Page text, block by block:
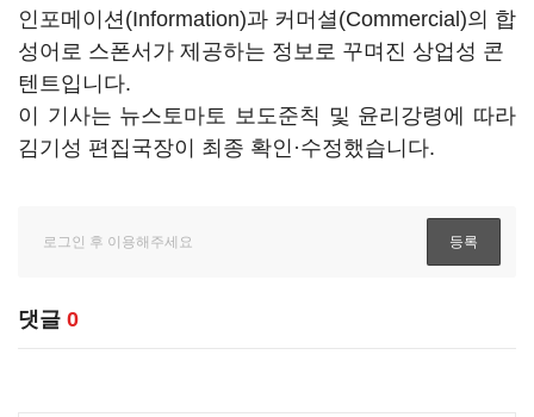
인포메이션(Information)과 커머셜(Commercial)의 합
성어로 스폰서가 제공하는 정보로 꾸며진 상업성 콘
텐트입니다.
이 기사는 뉴스토마토 보도준칙 및 윤리강령에 따라
김기성 편집국장이 최종 확인·수정했습니다.
댓글 0